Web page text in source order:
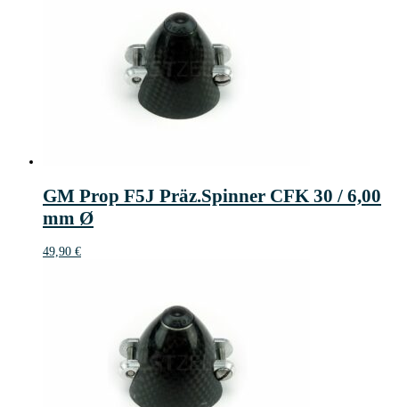
GM Prop F5J Präz.Spinner CFK 30 / 6,00
mm Ø
49,90 €